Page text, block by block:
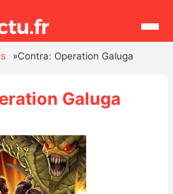
Contra: Operation Galuga
Galuga